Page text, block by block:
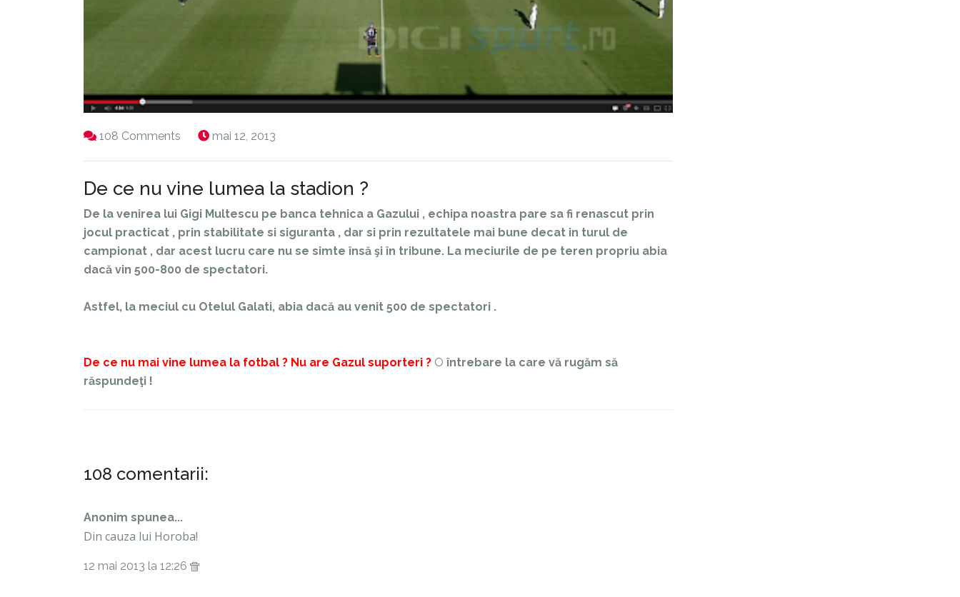
108 Comments mai 12, 2013
De ce nu vine lumea la stadion ?
De la venirea lui Gigi Multescu pe banca tehnica a Gazului , echipa noastra pare sa fi renascut prin
jocul practicat , prin stabilitate si siguranta , dar si prin rezultatele mai bune decat in turul de
campionat , dar acest lucru care nu se simte însă şi în tribune. La meciurile de pe teren propriu abia
dacă vin 500-800 de spectatori.
Astfel, la meciul cu Otelul Galati, abia dacă au venit 500 de spectatori .
De ce nu mai vine lumea la fotbal ? Nu are Gazul suporteri ? O întrebare la care vă rugăm să
răspundeţi !
108 comentarii:
Anonim spunea...
Din cauza lui Horoba!
12 mai 2013 la 12:26